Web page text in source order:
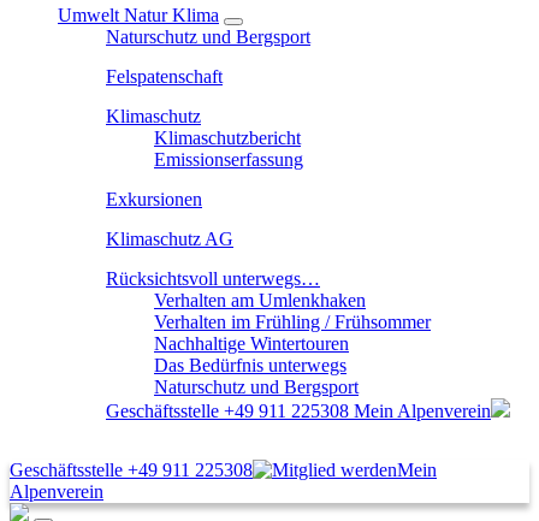
Umwelt Natur Klima
Naturschutz und Bergsport
Felspatenschaft
Klimaschutz
Klimaschutzbericht
Emissionserfassung
Exkursionen
Klimaschutz AG
Rücksichtsvoll unterwegs…
Verhalten am Umlenkhaken
Verhalten im Frühling / Frühsommer
Nachhaltige Wintertouren
Das Bedürfnis unterwegs
Naturschutz und Bergsport
Geschäftsstelle +49 911 225308 Mein Alpenverein
Geschäftsstelle +49 911 225308
Mein
Alpenverein